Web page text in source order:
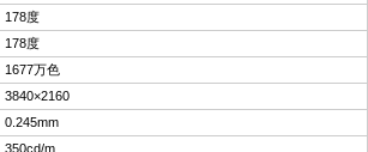
178度
178度
1677万色
3840×2160
0.245mm
350cd/m